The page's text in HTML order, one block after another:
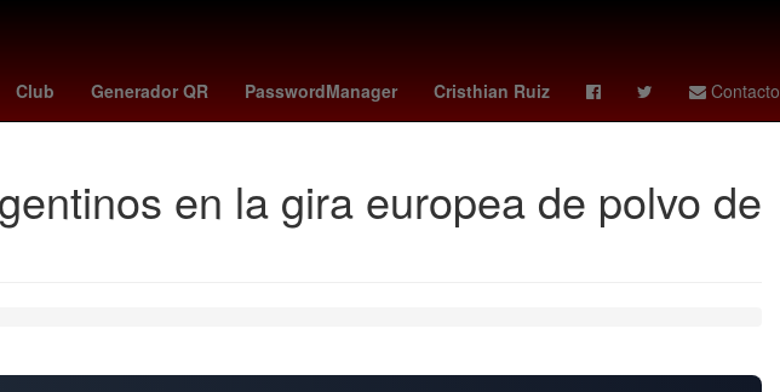
Club Generador QR PasswordManager Cristhian Ruiz Contacto
14 de septiembre moreirense - braga stuttgart - dortmund Denuncia
en la gira europea de polvo de